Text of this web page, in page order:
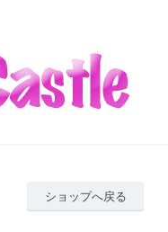
ショップへ戻る